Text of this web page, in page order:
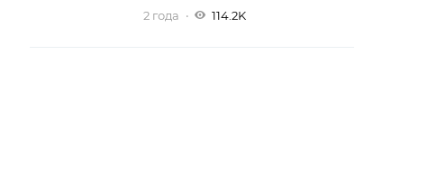
2 года 114.2K